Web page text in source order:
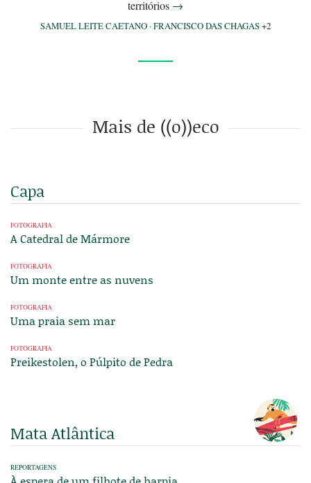
territórios →
SAMUEL LEITE CAETANO ·FRANCISCO DAS CHAGAS+2
Mais de ((o))eco
Capa
FOTOGRAFIA
A Catedral de Mármore
FOTOGRAFIA
Um monte entre as nuvens
FOTOGRAFIA
Uma praia sem mar
FOTOGRAFIA
Preikestolen, o Púlpito de Pedra
Mata Atlântica
REPORTAGENS